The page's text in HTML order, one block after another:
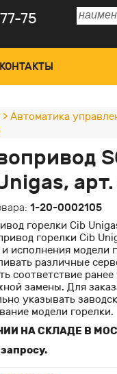
75
управления и
КОНТАКТЫ
> Автоматика
1-20-0002105
горелки Cib
горелки Cib
исполнения модели
различные
соответствие
замены. Для
указывать
модели горелки.
НА СКЛАДЕ В